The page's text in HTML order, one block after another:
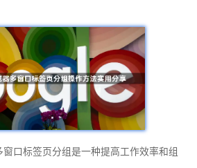
窗口标签页分组是一种提高工作效率和组